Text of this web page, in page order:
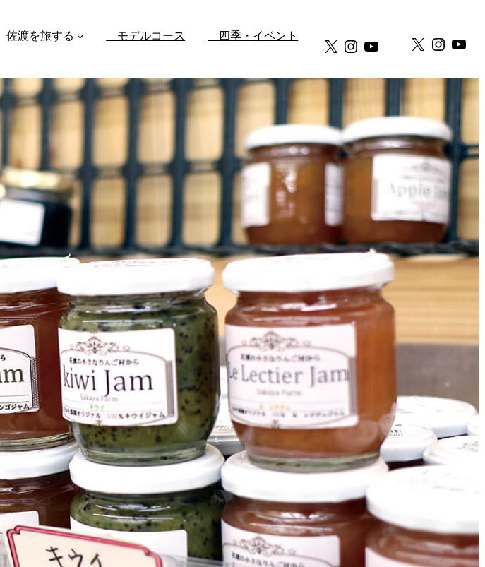
佐渡を旅する モデルコース 四季・イベント X Instagram
YouTube
X